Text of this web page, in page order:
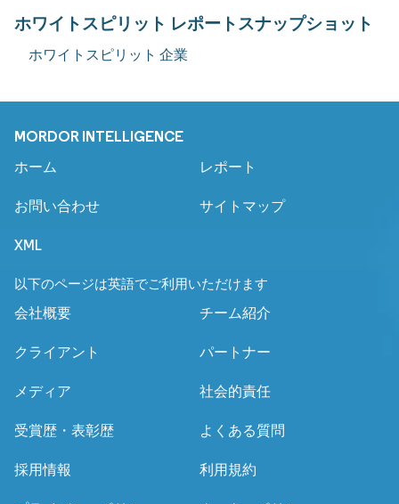
ホワイトスピリット レポートスナップショット
ホワイトスピリット 企業
MORDOR INTELLIGENCE
ホーム レポート
お問い合わせ サイトマップ
XML
以下のページは英語でご利用いただけます
会社概要
チーム紹介
クライアント パートナー
メディア 社会的責任
受賞歴・表彰歴 よくある質問
採用情報 利用規約